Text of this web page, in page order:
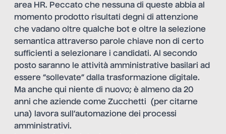
area HR. Peccato che nessuna di queste abbia al
momento prodotto risultati degni di attenzione
che vadano oltre qualche bot e oltre la selezione
semantica attraverso parole chiave non di certo
sufficienti a selezionare i candidati. Al secondo
posto saranno le attività amministrative basilari ad
essere “sollevate” dalla trasformazione digitale.
Ma anche qui niente di nuovo; è almeno da 20
anni che aziende come Zucchetti (per citarne
una) lavora sull’automazione dei processi
amministrativi.